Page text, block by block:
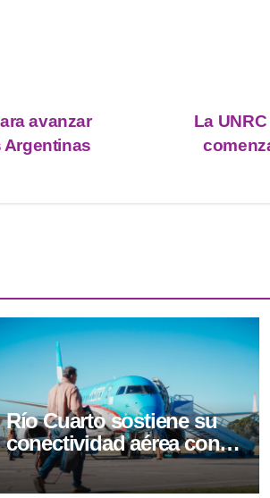
La
avanzar
Argentinas
Río Cuarto sostiene su
conectividad aérea con
cuatro frecuencias
semanales hacia Buenos